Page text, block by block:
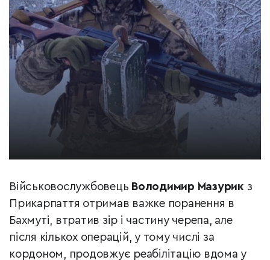
Військовослужбовець Володимир Мазурикз
Прикарпаття отримав важке поранення в
Бахмуті, втратив зір і частину черепа, але
після кількох операцій, у тому числі за
кордоном, продовжує реабілітацію вдома у